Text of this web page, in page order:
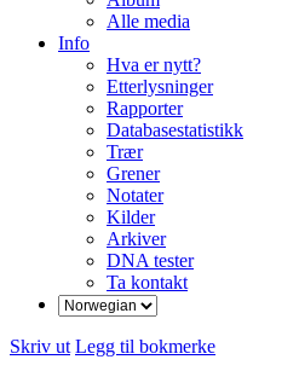
Alle media
Info
Hva er nytt?
Etterlysninger
Rapporter
Databasestatistikk
Trær
Grener
Notater
Kilder
Arkiver
DNA tester
Ta kontakt
Skriv ut Legg til bokmerke